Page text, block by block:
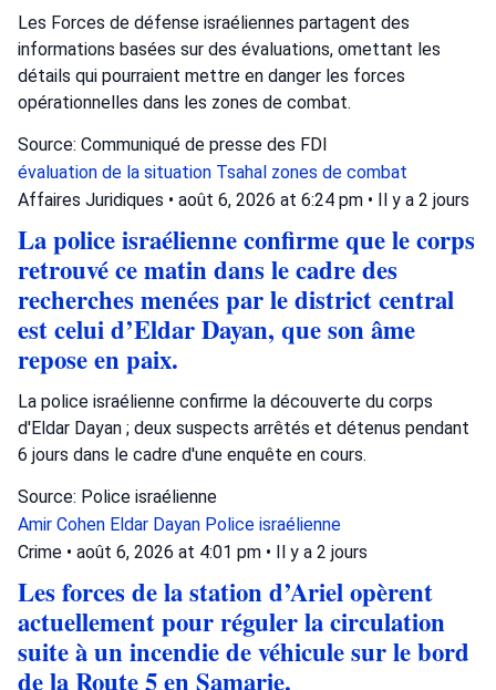
Les Forces de défense israéliennes partagent des
informations basées sur des évaluations, omettant les
détails qui pourraient mettre en danger les forces
opérationnelles dans les zones de combat.
Source: Communiqué de presse des FDI
évaluation de la situation Tsahal zones de combat
Affaires Juridiques • août 6, 2026 at 6:24 pm • Il y a 2 jours
La police israélienne confirme que le corps
retrouvé ce matin dans le cadre des
recherches menées par le district central
est celui d’Eldar Dayan, que son âme
repose en paix.
La police israélienne confirme la découverte du corps
d'Eldar Dayan ; deux suspects arrêtés et détenus pendant
6 jours dans le cadre d'une enquête en cours.
Source: Police israélienne
Amir Cohen Eldar Dayan Police israélienne
Crime • août 6, 2026 at 4:01 pm • Il y a 2 jours
Les forces de la station d’Ariel opèrent
actuellement pour réguler la circulation
suite à un incendie de véhicule sur le bord
de la Route 5 en Samarie.